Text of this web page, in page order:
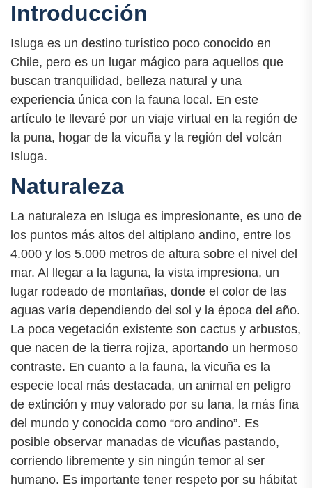
Introducción
Isluga es un destino turístico poco conocido en
Chile, pero es un lugar mágico para aquellos que
buscan tranquilidad, belleza natural y una
experiencia única con la fauna local. En este
artículo te llevaré por un viaje virtual en la región de
la puna, hogar de la vicuña y la región del volcán
Isluga.
Naturaleza
La naturaleza en Isluga es impresionante, es uno de
los puntos más altos del altiplano andino, entre los
4.000 y los 5.000 metros de altura sobre el nivel del
mar. Al llegar a la laguna, la vista impresiona, un
lugar rodeado de montañas, donde el color de las
aguas varía dependiendo del sol y la época del año.
La poca vegetación existente son cactus y arbustos,
que nacen de la tierra rojiza, aportando un hermoso
contraste. En cuanto a la fauna, la vicuña es la
especie local más destacada, un animal en peligro
de extinción y muy valorado por su lana, la más fina
del mundo y conocida como “oro andino”. Es
posible observar manadas de vicuñas pastando,
corriendo libremente y sin ningún temor al ser
humano. Es importante tener respeto por su hábitat